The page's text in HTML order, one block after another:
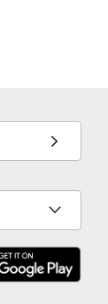
セ
NPU）
方を実現
ること
す。 ユ
ーライト軽
力、ブルー
ルロックス
Express